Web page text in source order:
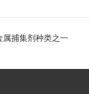
捕集剂种类之一